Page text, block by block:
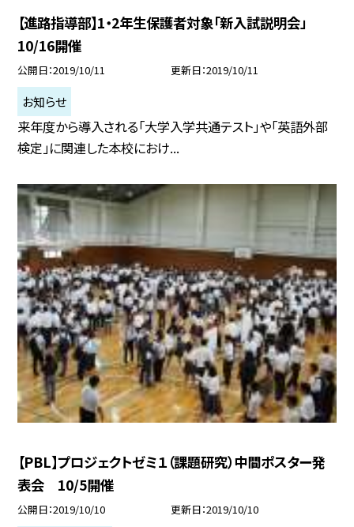
【進路指導部】1・2年生保護者対象「新入試説明会」
10/16開催
公開日 2019/10/11 更新日 2019/10/11
お知らせ
来年度から導入される「大学入学共通テスト」や「英語外部
検定」に関連した本校におけ...
【PBL】プロジェクトゼミ１（課題研究）中間ポスター発
表会 10/5開催
公開日 2019/10/10 更新日 2019/10/10